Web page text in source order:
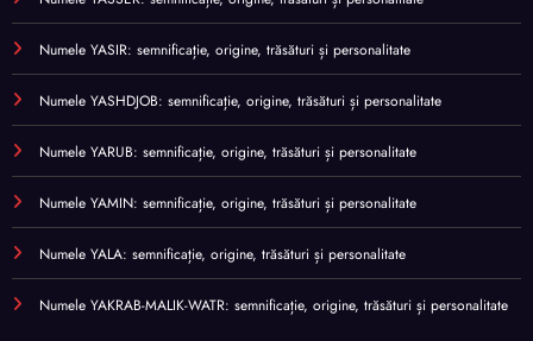
Numele YASIR: semnificație, origine, trăsături și personalitate
Numele YASHDJOB: semnificație, origine, trăsături și personalitate
Numele YARUB: semnificație, origine, trăsături și personalitate
Numele YAMIN: semnificație, origine, trăsături și personalitate
Numele YALA: semnificație, origine, trăsături și personalitate
Numele YAKRAB-MALIK-WATR: semnificație, origine, trăsături și personalitate